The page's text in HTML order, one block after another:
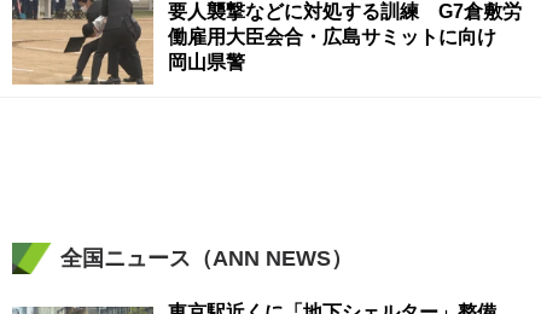
要人襲撃などに対処する訓練 G7倉敷労
働雇用大臣会合・広島サミットに向け
岡山県警
全国ニュース（ANN NEWS）